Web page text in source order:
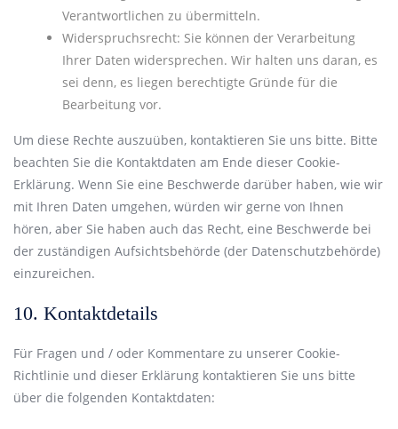
Verantwortlichen zu übermitteln.
Widerspruchsrecht: Sie können der Verarbeitung
Ihrer Daten widersprechen. Wir halten uns daran, es
sei denn, es liegen berechtigte Gründe für die
Bearbeitung vor.
Um diese Rechte auszuüben, kontaktieren Sie uns bitte. Bitte
beachten Sie die Kontaktdaten am Ende dieser Cookie-
Erklärung. Wenn Sie eine Beschwerde darüber haben, wie wir
mit Ihren Daten umgehen, würden wir gerne von Ihnen
hören, aber Sie haben auch das Recht, eine Beschwerde bei
der zuständigen Aufsichtsbehörde (der Datenschutzbehörde)
einzureichen.
10. Kontaktdetails
Für Fragen und / oder Kommentare zu unserer Cookie-
Richtlinie und dieser Erklärung kontaktieren Sie uns bitte
über die folgenden Kontaktdaten: